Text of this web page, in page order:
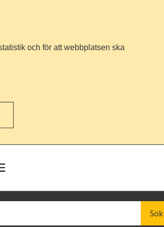
och för att webbplatsen ska
Sök